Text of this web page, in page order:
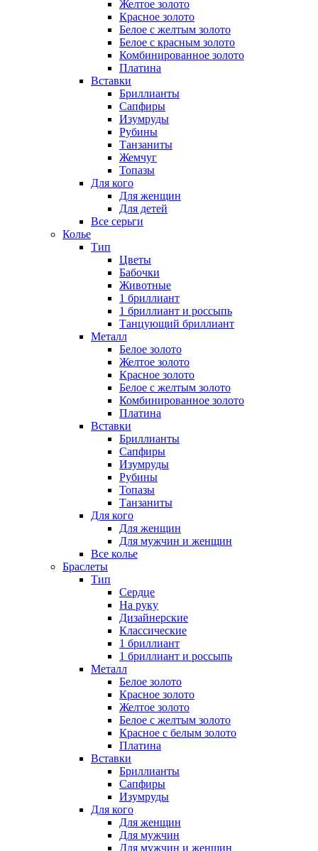
Желтое золото
Красное золото
Белое с желтым золото
Белое с красным золото
Комбинированное золото
Платина
Вставки
Бриллианты
Сапфиры
Изумруды
Рубины
Танзаниты
Жемчуг
Топазы
Для кого
Для женщин
Для детей
Все серьги
Колье
Тип
Цветы
Бабочки
Животные
1 бриллиант
1 бриллиант и россыпь
Танцующий бриллиант
Металл
Белое золото
Желтое золото
Красное золото
Белое с желтым золото
Комбинированное золото
Платина
Вставки
Бриллианты
Сапфиры
Изумруды
Рубины
Топазы
Танзаниты
Для кого
Для женщин
Для мужчин и женщин
Все колье
Браслеты
Тип
Сердце
На руку
Дизайнерские
Классические
1 бриллиант
1 бриллиант и россыпь
Металл
Белое золото
Красное золото
Желтое золото
Белое с желтым золото
Красное с белым золото
Платина
Вставки
Бриллианты
Сапфиры
Изумруды
Для кого
Для женщин
Для мужчин
Для мужчин и женщин